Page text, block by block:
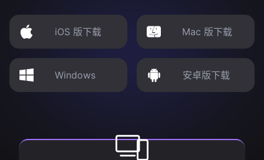
iOS 版下载 Mac 版下载
Windows 安卓版下载